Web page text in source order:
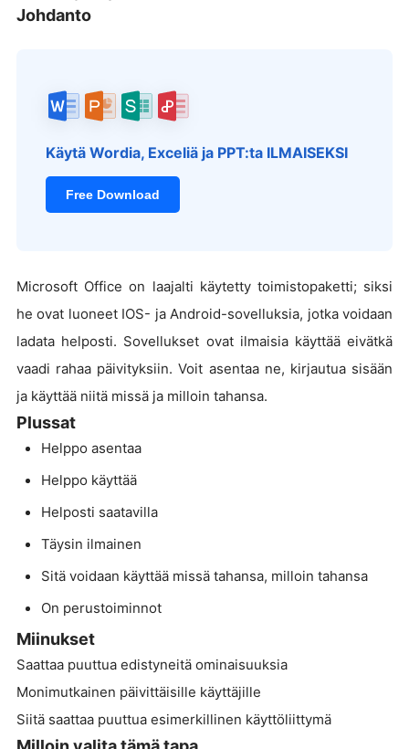
Johdanto
Käytä Wordia, Exceliä ja PPT:ta ILMAISEKSI
Free Download
Microsoft Office on laajalti käytetty toimistopaketti; siksi
he ovat luoneet IOS- ja Android-sovelluksia, jotka voidaan
ladata helposti. Sovellukset ovat ilmaisia käyttää eivätkä
vaadi rahaa päivityksiin. Voit asentaa ne, kirjautua sisään
ja käyttää niitä missä ja milloin tahansa.
Plussat
Helppo asentaa
Helppo käyttää
Helposti saatavilla
Täysin ilmainen
Sitä voidaan käyttää missä tahansa, milloin tahansa
On perustoiminnot
Miinukset
Saattaa puuttua edistyneitä ominaisuuksia
Monimutkainen päivittäisille käyttäjille
Siitä saattaa puuttua esimerkillinen käyttöliittymä